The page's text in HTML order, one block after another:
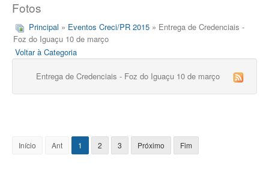
Fotos
Principal » Eventos Creci/PR 2015 » Entrega de Credenciais -
Foz do Iguaçu 10 de março
Voltar à Categoria
Entrega de Credenciais - Foz do Iguaçu 10 de março
Início Ant 1 2 3 Próximo Fim